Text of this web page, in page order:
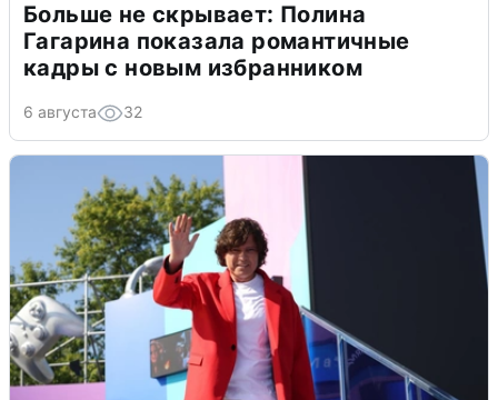
Больше не скрывает: Полина
Гагарина показала романтичные
кадры с новым избранником
6 августа 32